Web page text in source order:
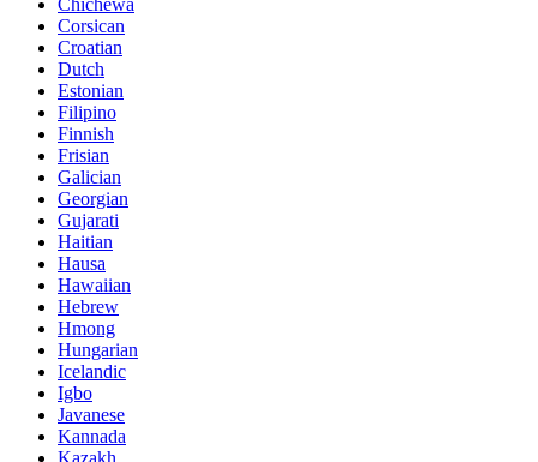
Chichewa
Corsican
Croatian
Dutch
Estonian
Filipino
Finnish
Frisian
Galician
Georgian
Gujarati
Haitian
Hausa
Hawaiian
Hebrew
Hmong
Hungarian
Icelandic
Igbo
Javanese
Kannada